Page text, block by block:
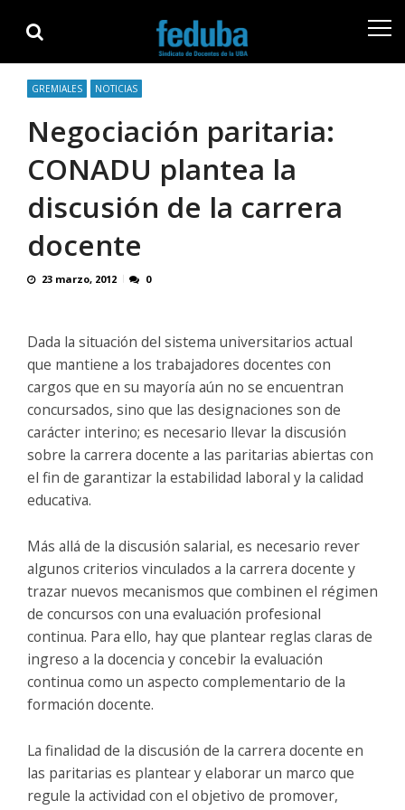
navigation
content
GREMIALES NOTICIAS
Negociación paritaria:
CONADU plantea la
discusión de la carrera
docente
23 marzo, 2012 0
Dada la situación del sistema universitarios actual
que mantiene a los trabajadores docentes con
cargos que en su mayoría aún no se encuentran
concursados, sino que las designaciones son de
carácter interino; es necesario llevar la discusión
sobre la carrera docente a las paritarias abiertas con
el fin de garantizar la estabilidad laboral y la calidad
educativa.
Más allá de la discusión salarial, es necesario rever
algunos criterios vinculados a la carrera docente y
trazar nuevos mecanismos que combinen el régimen
de concursos con una evaluación profesional
continua. Para ello, hay que plantear reglas claras de
ingreso a la docencia y concebir la evaluación
continua como un aspecto complementario de la
formación docente.
La finalidad de la discusión de la carrera docente en
las paritarias es plantear y elaborar un marco que
regule la actividad con el objetivo de promover,